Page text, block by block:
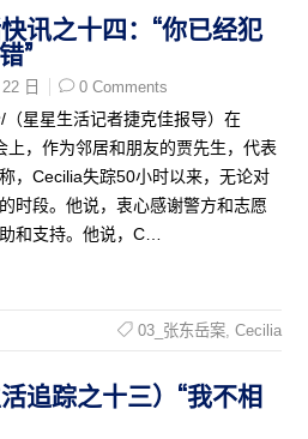
讯之十四：“你已经犯
”
日 0 Comments
星星生活记者捷克佳报导）在
上，作为邻居和朋友的贾先生，代表
，Cecilia失踪50小时以来，无论对
时段。他说，衷心感谢警方和志愿
和支持。他说，C…
03_张东岳案, Cecilia
追踪之十三）“我不相